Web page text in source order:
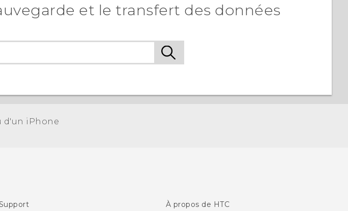
et le transfert des données
d'un iPhone
À propos de HTC